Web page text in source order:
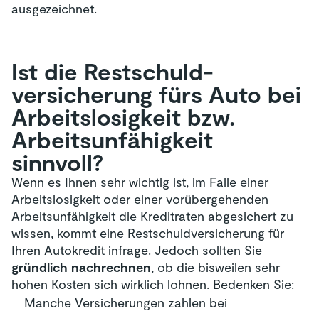
ausgezeichnet.
Ist die Restschuld­
versicherung fürs Auto bei
Arbeitslosigkeit bzw.
Arbeitsunfähigkeit
sinnvoll?
Wenn es Ihnen sehr wichtig ist, im Falle einer
Arbeitslosigkeit oder einer vorübergehenden
Arbeitsunfähigkeit die Kreditraten abgesichert zu
wissen, kommt eine Restschuldversicherung für
Ihren Autokredit infrage. Jedoch sollten Sie
gründlich nachrechnen, ob die bisweilen sehr
hohen Kosten sich wirklich lohnen. Bedenken Sie:
Manche Versicherungen zahlen bei